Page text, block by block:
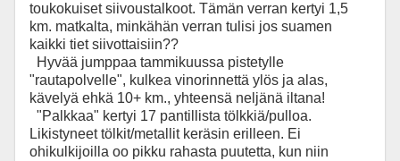
toukokuiset siivoustalkoot. Tämän verran kertyi 1,5
km. matkalta, minkähän verran tulisi jos suamen
kaikki tiet siivottaisiin??
Hyvää jumppaa tammikuussa pistetylle
"rautapolvelle", kulkea vinorinnettä ylös ja alas,
kävelyä ehkä 10+ km., yhteensä neljänä iltana!
"Palkkaa" kertyi 17 pantillista tölkkiä/pulloa.
Likistyneet tölkit/metallit keräsin erilleen. Ei
ohikulkijoilla oo pikku rahasta puutetta, kun niin